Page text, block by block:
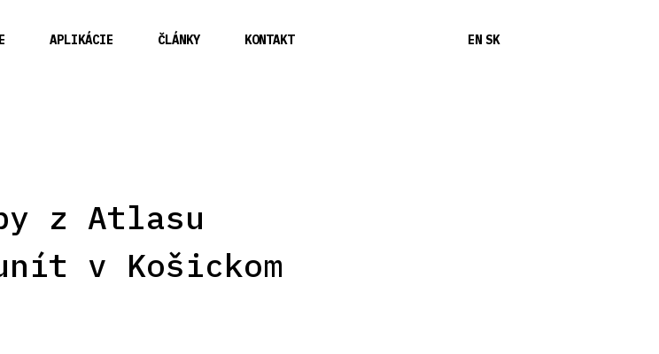
APLIKÁCIE ČLÁNKY KONTAKT EN SK
z Atlasu
v Košickom